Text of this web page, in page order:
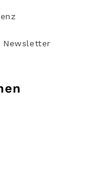
Newsletter